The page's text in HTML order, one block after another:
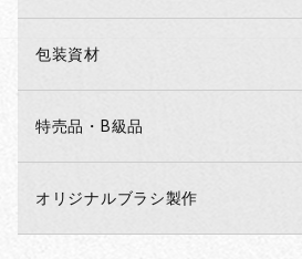
包装資材
特売品・B級品
オリジナルブラシ製作